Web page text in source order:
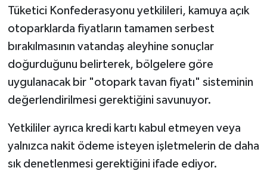
Tüketici Konfederasyonu yetkilileri, kamuya açık
otoparklarda fiyatların tamamen serbest
bırakılmasının vatandaş aleyhine sonuçlar
doğurduğunu belirterek, bölgelere göre
uygulanacak bir "otopark tavan fiyatı" sisteminin
değerlendirilmesi gerektiğini savunuyor.
Yetkililer ayrıca kredi kartı kabul etmeyen veya
yalnızca nakit ödeme isteyen işletmelerin de daha
sık denetlenmesi gerektiğini ifade ediyor.